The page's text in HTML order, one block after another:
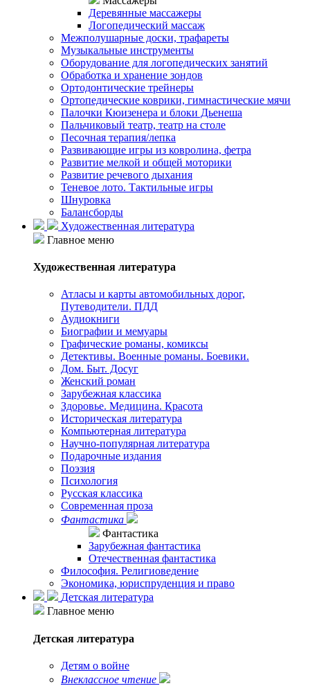
Деревянные массажеры
Логопедический массаж
Межполушарные доски, трафареты
Музыкальные инструменты
Оборудование для логопедических занятий
Обработка и хранение зондов
Ортодонтические трейнеры
Ортопедические коврики, гимнастические мячи
Палочки Кюизенера и блоки Дьенеша
Пальчиковый театр, театр на столе
Песочная терапия/лепка
Развивающие игры из ковролина, фетра
Развитие мелкой и общей моторики
Развитие речевого дыхания
Теневое лото. Тактильные игры
Шнуровка
Балансборды
Художественная литература
Главное меню
Художественная литература
Атласы и карты автомобильных дорог,
Путеводители. ПДД
Аудиокниги
Биографии и мемуары
Графические романы, комиксы
Детективы. Военные романы. Боевики.
Дом. Быт. Досуг
Женский роман
Зарубежная классика
Здоровье. Медицина. Красота
Историческая литература
Компьютерная литература
Научно-популярная литература
Подарочные издания
Поэзия
Психология
Русская классика
Современная проза
Фантастика
Фантастика
Зарубежная фантастика
Отечественная фантастика
Философия. Религиоведение
Экономика, юриспруденция и право
Детская литература
Главное меню
Детская литература
Детям о войне
Внеклассное чтение